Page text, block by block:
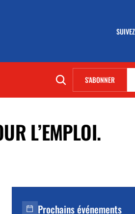
S'ABONNER(NOUVELLE
L’EMPLOI.
Prochains événements